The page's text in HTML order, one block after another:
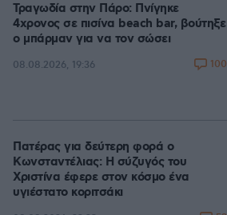
Τραγωδία στην Πάρο: Πνίγηκε
4χρονος σε πισίνα beach bar, βούτηξε
ο μπάρμαν για να τον σώσει
08.08.2026, 19:36 100
Πατέρας για δεύτερη φορά ο
Κωνσταντέλιας: Η σύζυγός του
Χριστίνα έφερε στον κόσμο ένα
υγιέστατο κοριτσάκι